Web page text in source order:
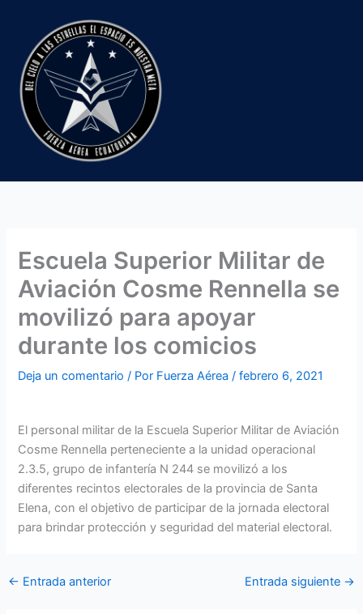
contenido
Escuela Superior Militar de
Aviación Cosme Rennella se
movilizó para apoyar
durante los comicios
Deja un comentario / Por Fuerza Aérea/febrero 6, 2021
El personal militar de la Escuela Superior Militar de Aviación
Cosme Rennella perteneciente a la unidad operacional
2.3.5, grupo de infantería N 244 se movilizó a los
diferentes recintos electorales de la provincia de Santa
Elena, con el objetivo de participar de la jornada electoral
para brindar protección y seguridad del material electoral.
← Entrada anterior Entrada siguiente →